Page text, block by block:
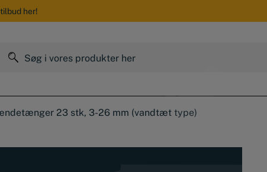
her!
23 stk, 3-26 mm (vandtæt type)